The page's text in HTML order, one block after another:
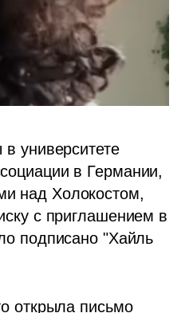
университете
в Германии,
над Холокостом,
с приглашением в
подписано "Хайль
открыла письмо